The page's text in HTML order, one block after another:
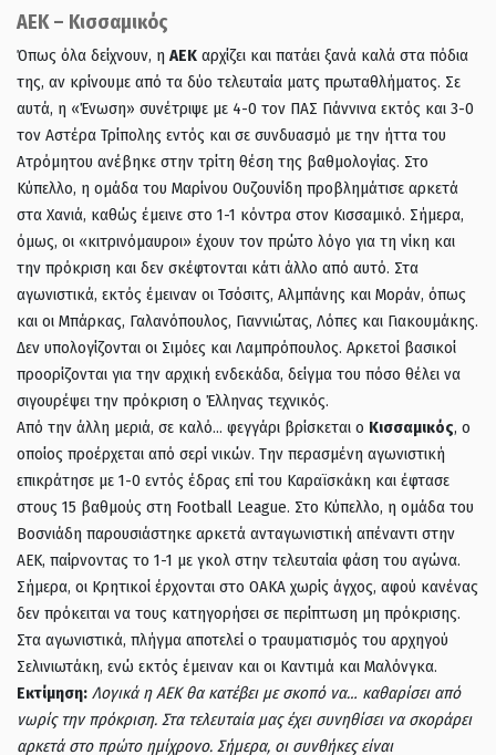
ΑΕΚ – Κισσαμικός
Όπως όλα δείχνουν, η ΑΕΚ αρχίζει και πατάει ξανά καλά στα πόδια
της, αν κρίνουμε από τα δύο τελευταία ματς πρωταθλήματος. Σε
αυτά, η «Ένωση» συνέτριψε με 4-0 τον ΠΑΣ Γιάννινα εκτός και 3-0
τον Αστέρα Τρίπολης εντός και σε συνδυασμό με την ήττα του
Ατρόμητου ανέβηκε στην τρίτη θέση της βαθμολογίας. Στο
Κύπελλο, η ομάδα του Μαρίνου Ουζουνίδη προβλημάτισε αρκετά
στα Χανιά, καθώς έμεινε στο 1-1 κόντρα στον Κισσαμικό. Σήμερα,
όμως, οι «κιτρινόμαυροι» έχουν τον πρώτο λόγο για τη νίκη και
την πρόκριση και δεν σκέφτονται κάτι άλλο από αυτό. Στα
αγωνιστικά, εκτός έμειναν οι Τσόσιτς, Αλμπάνης και Μοράν, όπως
και οι Μπάρκας, Γαλανόπουλος, Γιαννιώτας, Λόπες και Γιακουμάκης.
Δεν υπολογίζονται οι Σιμόες και Λαμπρόπουλος. Αρκετοί βασικοί
προορίζονται για την αρχική ενδεκάδα, δείγμα του πόσο θέλει να
σιγουρέψει την πρόκριση ο Έλληνας τεχνικός.
Από την άλλη μεριά, σε καλό… φεγγάρι βρίσκεται ο Κισσαμικός, ο
οποίος προέρχεται από σερί νικών. Την περασμένη αγωνιστική
επικράτησε με 1-0 εντός έδρας επί του Καραϊσκάκη και έφτασε
στους 15 βαθμούς στη Football League. Στο Κύπελλο, η ομάδα του
Βοσνιάδη παρουσιάστηκε αρκετά ανταγωνιστική απέναντι στην
ΑΕΚ, παίρνοντας το 1-1 με γκολ στην τελευταία φάση του αγώνα.
Σήμερα, οι Κρητικοί έρχονται στο ΟΑΚΑ χωρίς άγχος, αφού κανένας
δεν πρόκειται να τους κατηγορήσει σε περίπτωση μη πρόκρισης.
Στα αγωνιστικά, πλήγμα αποτελεί ο τραυματισμός του αρχηγού
Σελινιωτάκη, ενώ εκτός έμειναν και οι Καντιμά και Μαλόνγκα.
Εκτίμηση: Λογικά η ΑΕΚ θα κατέβει με σκοπό να… καθαρίσει από
νωρίς την πρόκριση. Στα τελευταία μας έχει συνηθίσει να σκοράρει
αρκετά στο πρώτο ημίχρονο. Σήμερα, οι συνθήκες είναι